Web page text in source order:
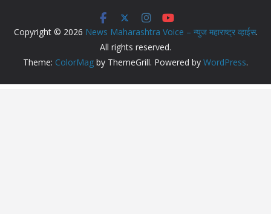
Copyright © 2026 News Maharashtra Voice – न्युज महाराष्ट्र व्हाईस.
All rights reserved.
Theme: ColorMag by ThemeGrill. Powered by WordPress.